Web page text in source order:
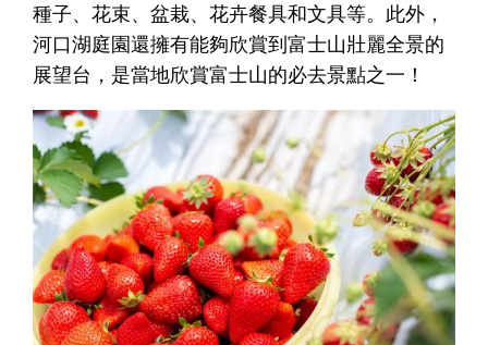
種子、花束、盆栽、花卉餐具和文具等。此外，
河口湖庭園還擁有能夠欣賞到富士山壯麗全景的
展望台，是當地欣賞富士山的必去景點之一！